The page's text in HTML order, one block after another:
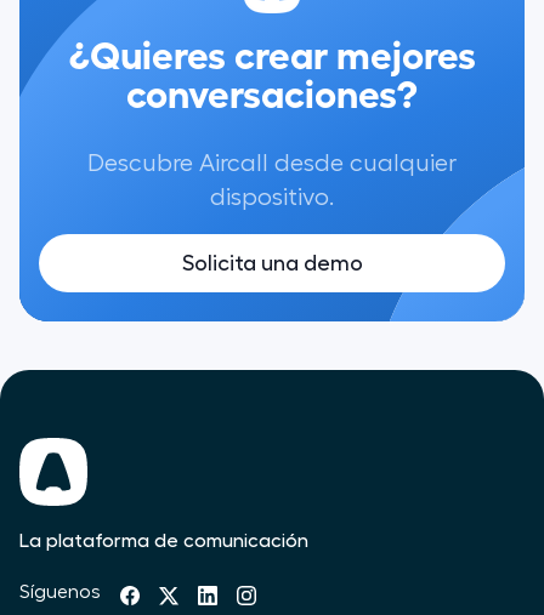
¿Quieres crear mejores
conversaciones?
Descubre Aircall desde cualquier
dispositivo.
Solicita una demo
La plataforma de comunicación
Síguenos